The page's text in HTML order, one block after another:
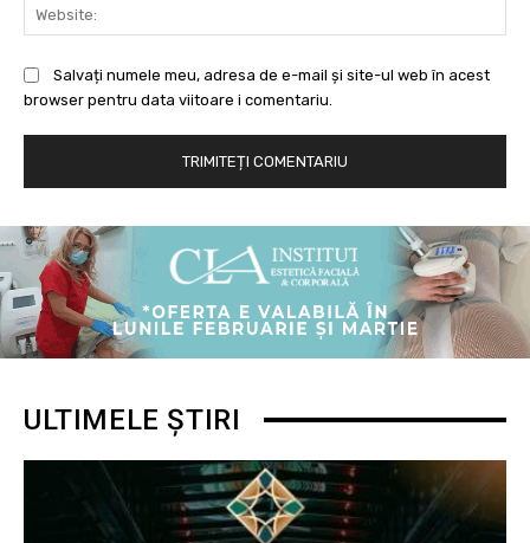
Salvați numele meu, adresa de e-mail și site-ul web în acest
browser pentru data viitoare i comentariu.
ULTIMELE ȘTIRI